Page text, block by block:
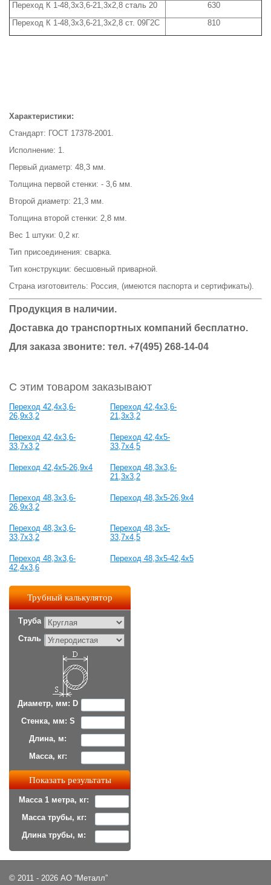
Переход К 1-48,3x3,6-21,3x2,8 сталь 20
630
Переход К 1-48,3x3,6-21,3x2,8 ст. 09Г2С
810
Характеристики:
Стандарт: ГОСТ 17378-2001.
Исполнение: 1.
Первый диаметр: 48,3 мм.
Толщина первой стенки: - 3,6 мм.
Второй диаметр: 21,3 мм.
Толщина второй стенки: 2,8 мм.
Вес 1 штуки: 0,2 кг.
Тип присоединения: сварка.
Тип конструкции: бесшовный приварной.
Страна изготовитель: Россия, (имеются паспорта и сертификаты).
Продукция в наличии.
Доставка до транспортных компаний бесплатно.
Для заказа звоните: тел. +7(495) 268-14-04
С этим товаром заказывают
Переход 42,4x3,6-
26,9x3,2
Переход 42,4x3,6-
21,3x3,2
Переход 42,4x3,6-
33,7x3,2
Переход 42,4x5-
33,7x4,5
Переход 42,4x5-26,9x4
Переход 48,3x3,6-
21,3x3,2
Переход 48,3x3,6-
26,9x3,2
Переход 48,3x5-26,9x4
Переход 48,3x3,6-
33,7x3,2
Переход 48,3x5-
33,7x4,5
Переход 48,3x3,6-
42,4x3,6
Переход 48,3x5-42,4x5
Трубный калькулятор
Труба
Сталь
Диаметр, мм: D
Стенка, мм: S
Длина, м:
Масса, кг:
Масса 1 метра, кг:
Масса трубы, кг:
Длина трубы, м:
© 2011 - 2026 АО “Металл”